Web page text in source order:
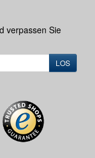
verpassen Sie
LOS